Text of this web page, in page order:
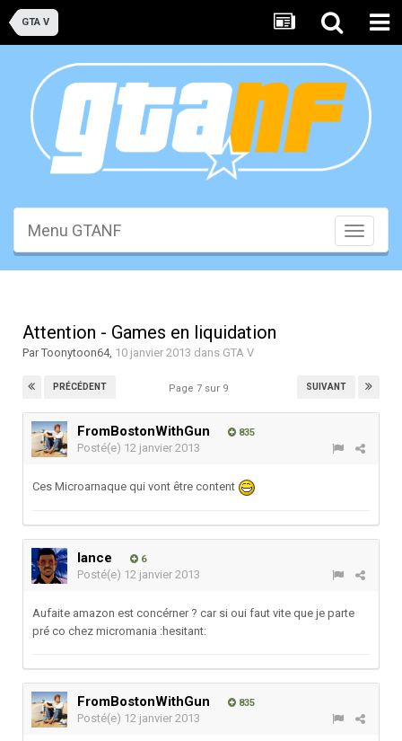
GTA V
Toggle
Menu GTANF
Attention - Games en liquidation
ParToonytoon64, 10 janvier 2013 dans GTA V
PRÉCÉDENT SUIVANT
Page 7 sur 9
FromBostonWithGun 835
Posté(e) 12 janvier 2013
Ces Microarnaque qui vont être content
lance 6
Posté(e) 12 janvier 2013
Aufaite amazon est concérner ? car si oui faut vite que je parte
pré co chez micromania :hesitant:
FromBostonWithGun 835
Posté(e) 12 janvier 2013